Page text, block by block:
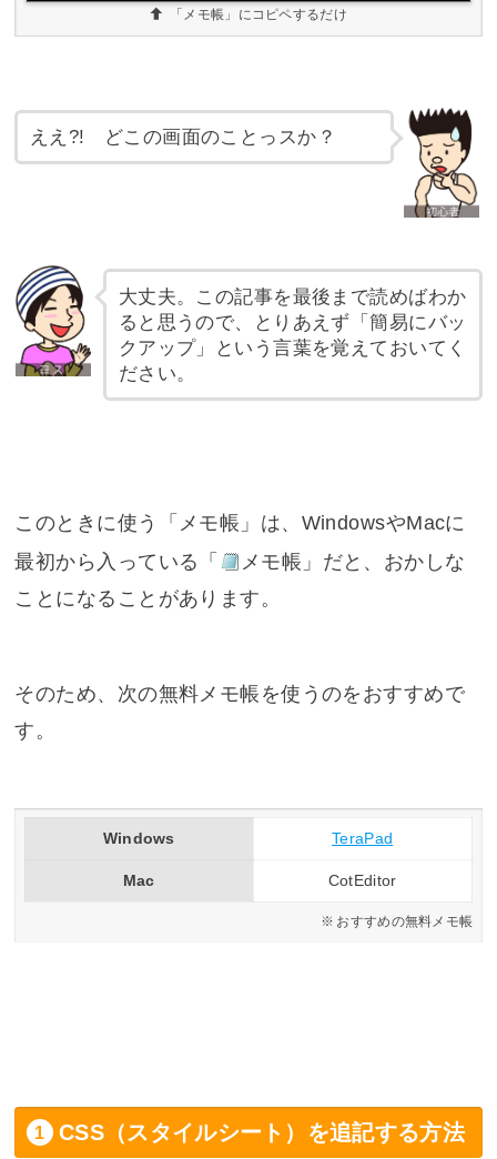
「メモ帳」にコピペするだけ
ええ?! どこの画面のことっスか？
大丈夫。この記事を最後まで読めばわか
ると思うので、とりあえず「簡易にバッ
クアップ」という言葉を覚えておいてく
ださい。
このときに使う「メモ帳」は、WindowsやMacに
最初から入っている「
メモ帳 」だと、おかしな
ことになることがあります。
そのため、次の無料メモ帳を使うのをおすすめで
す。
Windows TeraPad
Mac CotEditor
おすすめの無料メモ帳
CSS（スタイルシート）を追記する方法